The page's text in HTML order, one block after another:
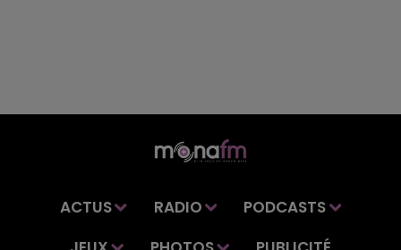
ACTUS RADIO
PODCASTS